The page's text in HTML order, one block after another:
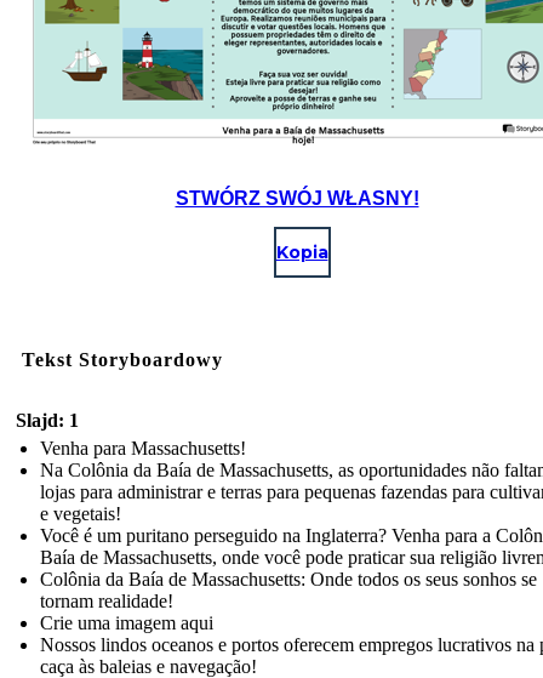
STWÓRZ SWÓJ WŁASNY!
Kopia
Tekst Storyboardowy
Slajd: 1
Venha para Massachusetts!
Na Colônia da Baía de Massachusetts, as oportunidades não
lojas para administrar e terras para pequenas fazendas para
e vegetais!
Você é um puritano perseguido na Inglaterra? Venha para a
Baía de Massachusetts, onde você pode praticar sua religião
Colônia da Baía de Massachusetts: Onde todos os seus sonhos se
tornam realidade!
Crie uma imagem aqui
Nossos lindos oceanos e portos oferecem empregos lucrativos na
caça às baleias e navegação!